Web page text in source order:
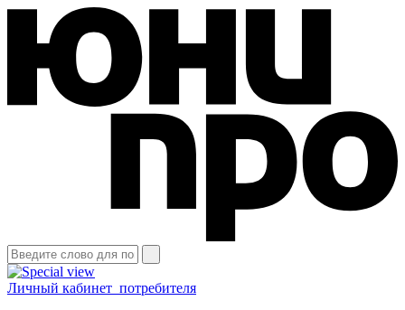
Личный кабинет потребителя